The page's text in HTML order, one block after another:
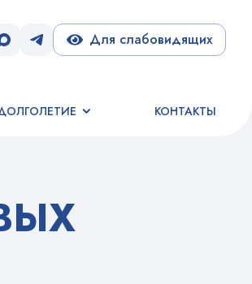
Для слабовидящих
КОНТАКТЫ